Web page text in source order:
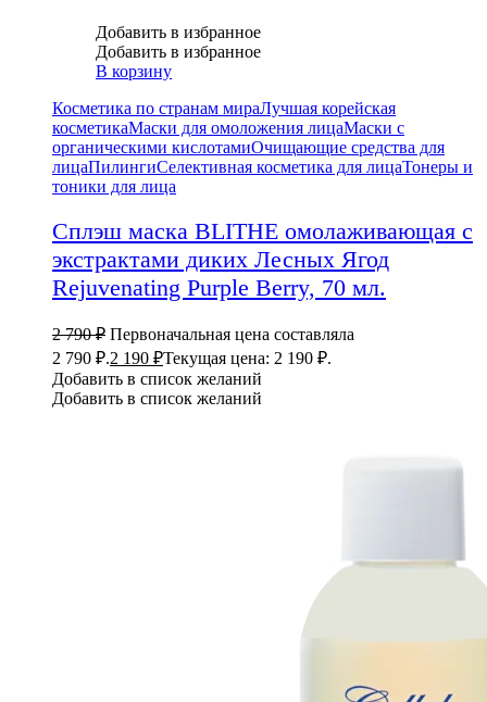
Добавить в избранное
Добавить в избранное
В корзину
Косметика по странам мираЛучшая корейская
косметикаМаски для омоложения лицаМаски с
органическими кислотамиОчищающие средства для
лицаПилингиСелективная косметика для лицаТонеры и
тоники для лица
Сплэш маска BLITHE омолаживающая с
экстрактами диких Лесных Ягод
Rejuvenating Purple Berry, 70 мл.
2 790₽ Первоначальная цена составляла
2 790 ₽.2 190 ₽Текущая цена: 2 190 ₽.
Добавить в список желаний
Добавить в список желаний